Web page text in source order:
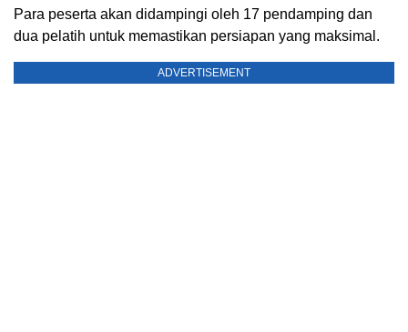
Para peserta akan didampingi oleh 17 pendamping dan
dua pelatih untuk memastikan persiapan yang maksimal.
ADVERTISEMENT